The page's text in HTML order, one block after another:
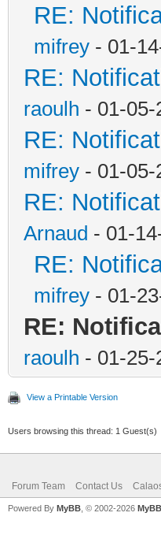
RE:
mifrey - 01-
RE:
raoulh - 01-05-
RE:
mifrey - 01-05-
RE:
Arnaud - 01-
RE:
mifrey - 01-
RE:
raoulh - 01-25-
View a Printable Version
Users browsing this thread: 1 Guest(s)
Forum Team Contact Us
Powered By MyBB , © 2002-2026